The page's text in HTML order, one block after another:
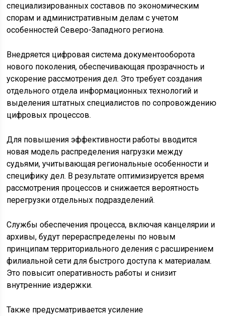
специализированных составов по экономическим
спорам и административным делам с учетом
особенностей Северо-Западного региона.
Внедряется цифровая система документооборота
нового поколения, обеспечивающая прозрачность и
ускорение рассмотрения дел. Это требует создания
отдельного отдела информационных технологий и
выделения штатных специалистов по сопровождению
цифровых процессов.
Для повышения эффективности работы вводится
новая модель распределения нагрузки между
судьями, учитывающая региональные особенности и
специфику дел. В результате оптимизируется время
рассмотрения процессов и снижается вероятность
перегрузки отдельных подразделений.
Службы обеспечения процесса, включая канцелярии и
архивы, будут перераспределены по новым
принципам территориального деления с расширением
филиальной сети для быстрого доступа к материалам.
Это повысит оперативность работы и снизит
внутренние издержки.
Также предусматривается усиление